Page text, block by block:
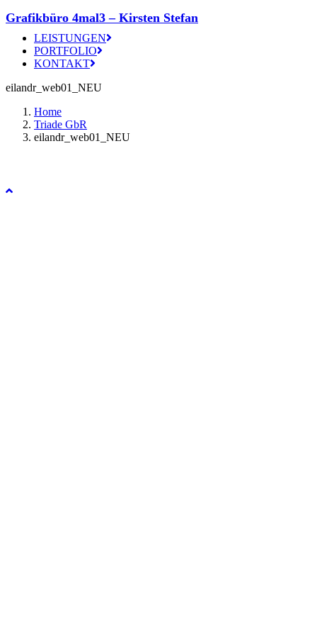
Grafikbüro 4mal3 – Kirsten Stefan
LEISTUNGEN
PORTFOLIO
KONTAKT
eilandr_web01_NEU
Home
Triade GbR
eilandr_web01_NEU